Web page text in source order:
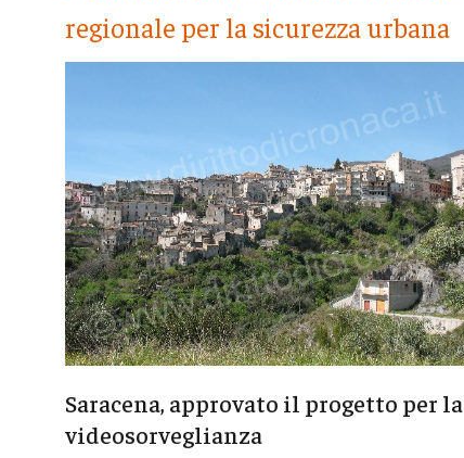
regionale per la sicurezza urbana
Saracena, approvato il progetto per la
videosorveglianza